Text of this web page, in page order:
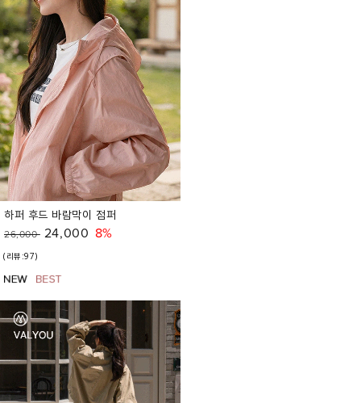
하퍼 후드 바람막이 점퍼
26,000 24,000 8%
(리뷰:97)